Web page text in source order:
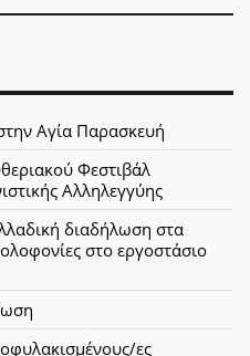
Αγία Παρασκευή
Φεστιβάλ
Αλληλεγγύης
διαδήλωση στα
στο εργοστάσιο
ες